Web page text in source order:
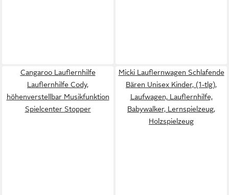
Cangaroo Lauflernhilfe
Lauflernhilfe Cody,
höhenverstellbar Musikfunktion
Spielcenter Stopper
Micki Lauflernwagen Schlafende
Bären Unisex Kinder, (1-tlg),
Laufwagen, Lauflernhilfe,
Babywalker, Lernspielzeug,
Holzspielzeug